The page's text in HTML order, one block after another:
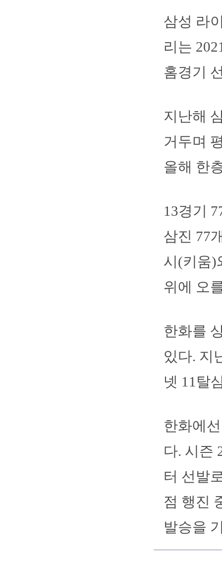
삼성 라
리는
홈경기
지난해
거두며
올해 한
13경기
삼진 77
시(키움)
위에 오
한화를
있다. 지
넷 11탈
한화에
다. 시즌
터 선발
점 행진
발승을